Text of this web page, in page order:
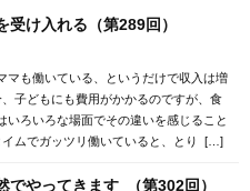
受け入れる（第289回）
も働いている、というだけで収入は増
子どもにも費用がかかるのですが、食
いろいろな場面でその違いを感じること
ムでガッツリ働いていると、とり […]
でやってきます （第302回）